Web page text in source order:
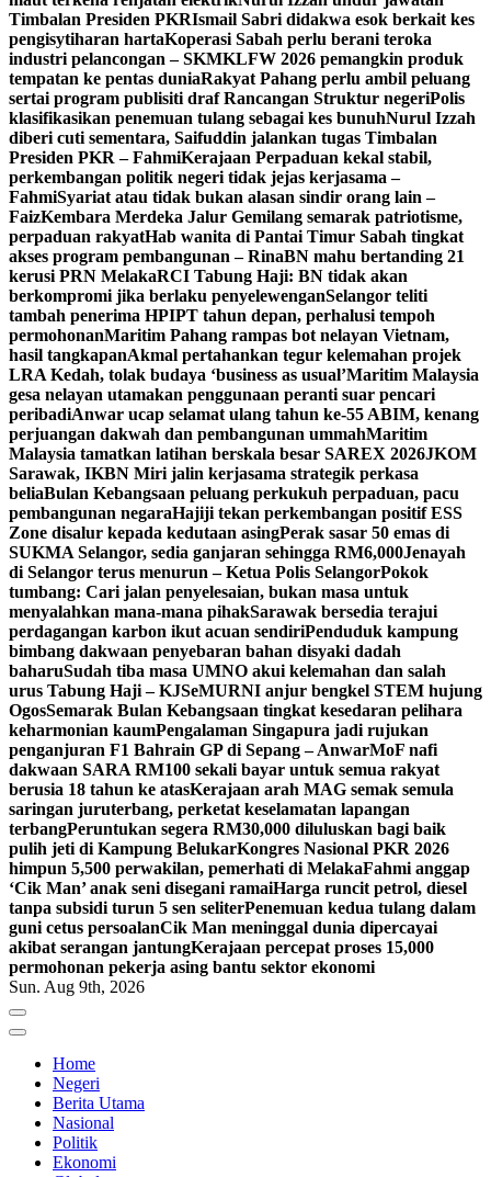
Timbalan Presiden PKRIsmail Sabri didakwa esok berkait kes
pengisytiharan hartaKoperasi Sabah perlu berani teroka
industri pelancongan – SKMKLFW 2026 pemangkin produk
tempatan ke pentas duniaRakyat Pahang perlu ambil peluang
sertai program publisiti draf Rancangan Struktur negeriPolis
klasifikasikan penemuan tulang sebagai kes bunuhNurul Izzah
diberi cuti sementara, Saifuddin jalankan tugas Timbalan
Presiden PKR – FahmiKerajaan Perpaduan kekal stabil,
perkembangan politik negeri tidak jejas kerjasama –
FahmiSyariat atau tidak bukan alasan sindir orang lain –
FaizKembara Merdeka Jalur Gemilang semarak patriotisme,
perpaduan rakyatHab wanita di Pantai Timur Sabah tingkat
akses program pembangunan – RinaBN mahu bertanding 21
kerusi PRN MelakaRCI Tabung Haji: BN tidak akan
berkompromi jika berlaku penyelewenganSelangor teliti
tambah penerima HPIPT tahun depan, perhalusi tempoh
permohonanMaritim Pahang rampas bot nelayan Vietnam,
hasil tangkapanAkmal pertahankan tegur kelemahan projek
LRA Kedah, tolak budaya ‘business as usual’Maritim Malaysia
gesa nelayan utamakan penggunaan peranti suar pencari
peribadiAnwar ucap selamat ulang tahun ke-55 ABIM, kenang
perjuangan dakwah dan pembangunan ummahMaritim
Malaysia tamatkan latihan berskala besar SAREX 2026JKOM
Sarawak, IKBN Miri jalin kerjasama strategik perkasa
beliaBulan Kebangsaan peluang perkukuh perpaduan, pacu
pembangunan negaraHajiji tekan perkembangan positif ESS
Zone disalur kepada kedutaan asingPerak sasar 50 emas di
SUKMA Selangor, sedia ganjaran sehingga RM6,000Jenayah
di Selangor terus menurun – Ketua Polis SelangorPokok
tumbang: Cari jalan penyelesaian, bukan masa untuk
menyalahkan mana-mana pihakSarawak bersedia terajui
perdagangan karbon ikut acuan sendiriPenduduk kampung
bimbang dakwaan penyebaran bahan disyaki dadah
baharuSudah tiba masa UMNO akui kelemahan dan salah
urus Tabung Haji – KJSeMURNI anjur bengkel STEM hujung
OgosSemarak Bulan Kebangsaan tingkat kesedaran pelihara
keharmonian kaumPengalaman Singapura jadi rujukan
penganjuran F1 Bahrain GP di Sepang – AnwarMoF nafi
dakwaan SARA RM100 sekali bayar untuk semua rakyat
berusia 18 tahun ke atasKerajaan arah MAG semak semula
saringan juruterbang, perketat keselamatan lapangan
terbangPeruntukan segera RM30,000 diluluskan bagi baik
pulih jeti di Kampung BelukarKongres Nasional PKR 2026
himpun 5,500 perwakilan, pemerhati di MelakaFahmi anggap
‘Cik Man’ anak seni disegani ramaiHarga runcit petrol, diesel
tanpa subsidi turun 5 sen seliterPenemuan kedua tulang dalam
guni cetus persoalanCik Man meninggal dunia dipercayai
akibat serangan jantungKerajaan percepat proses 15,000
permohonan pekerja asing bantu sektor ekonomi
Sun. Aug 9th, 2026
Home
Negeri
Berita Utama
Nasional
Politik
Ekonomi